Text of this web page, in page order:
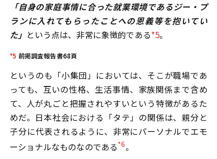
「自身の家庭事情に合った就業環境であるジー・プ
ランに入れてもらったことへの恩義等を抱いてい
た」 という点は、非常に象徴的である*5。
*5 前掲調査報告書68頁
というのも「小集団」においては、そこが職場であ
っても、互いの性格、生活事情、家族関係まで含め
て、人が丸ごと把握されやすいという特徴があるた
めだ。日本社会における「タテ」の関係は、親分と
子分に代表されるように、非常にパーソナルでエモ
ーショナルなものなのである*6。